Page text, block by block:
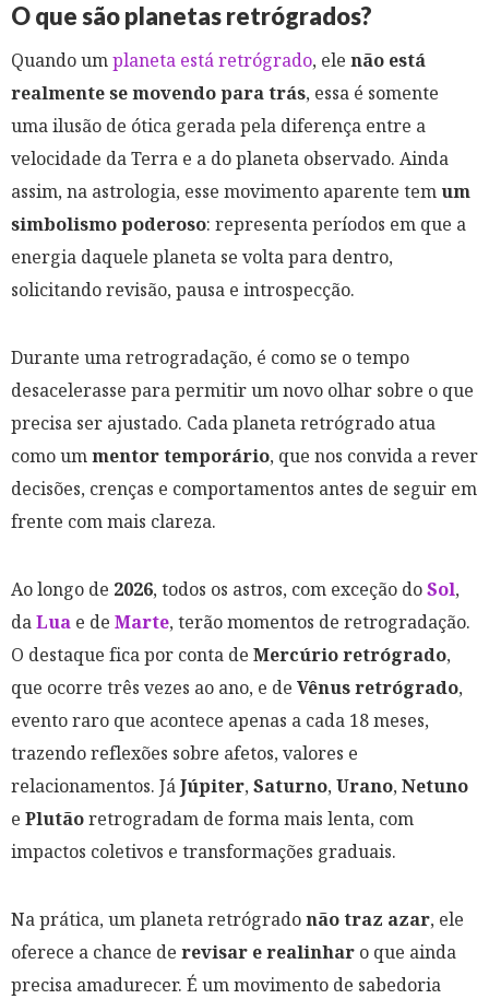
O que são planetas retrógrados?
Quando umplaneta está retrógrado, ele não está
realmente se movendo para trás, essa é somente
uma ilusão de ótica gerada pela diferença entre a
velocidade da Terra e a do planeta observado. Ainda
assim, na astrologia, esse movimento aparente tem um
simbolismo poderoso: representa períodos em que a
energia daquele planeta se volta para dentro,
solicitando revisão, pausa e introspecção.
Durante uma retrogradação, é como se o tempo
desacelerasse para permitir um novo olhar sobre o que
precisa ser ajustado. Cada planeta retrógrado atua
como ummentor temporário, que nos convida a rever
decisões, crenças e comportamentos antes de seguir em
frente com mais clareza.
Ao longo de 2026, todos os astros, com exceção doSol,
daLua e de Marte, terão momentos de retrogradação.
O destaque fica por conta de Mercúrio retrógrado,
que ocorre três vezes ao ano, e de Vênus retrógrado,
evento raro que acontece apenas a cada 18 meses,
trazendo reflexões sobre afetos, valores e
relacionamentos. JáJúpiter,Saturno,Urano,Netuno
e Plutãoretrogradam de forma mais lenta, com
impactos coletivos e transformações graduais.
Na prática, um planeta retrógradonão traz azar, ele
oferece a chance de revisar e realinhar o que ainda
precisa amadurecer. É um movimento de sabedoria